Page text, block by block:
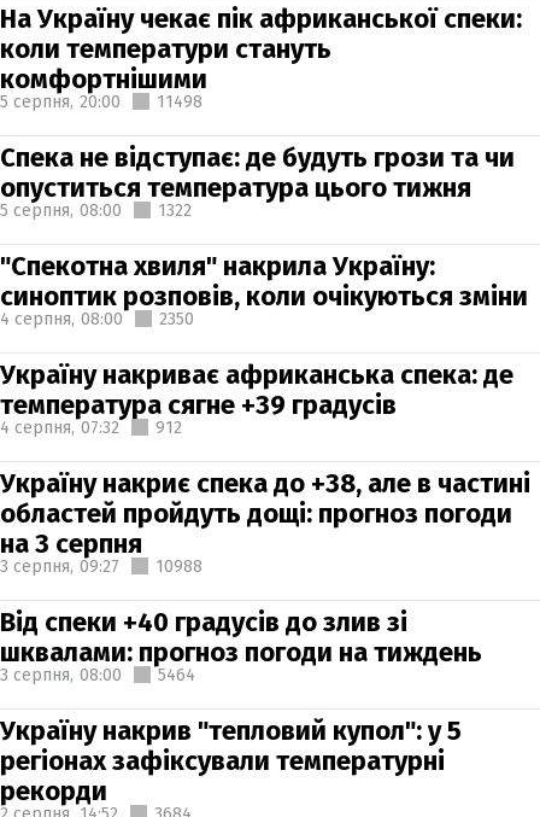
На Україну чекає пік африканської спеки:
коли температури стануть
комфортнішими
5 серпня, 20:00 11498
Спека не відступає: де будуть грози та чи
опуститься температура цього тижня
5 серпня, 08:00 1322
"Спекотна хвиля" накрила Україну:
синоптик розповів, коли очікуються зміни
4 серпня, 08:00 2350
Україну накриває африканська спека: де
температура сягне +39 градусів
4 серпня, 07:32 912
Україну накриє спека до +38, але в частині
областей пройдуть дощі: прогноз погоди
на 3 серпня
3 серпня, 09:27 10988
Від спеки +40 градусів до злив зі
шквалами: прогноз погоди на тиждень
3 серпня, 08:00 5464
Україну накрив "тепловий купол": у 5
регіонах зафіксували температурні
рекорди